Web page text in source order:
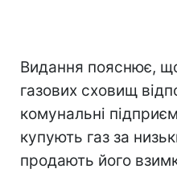
Видання пояснює,
газових сховищ
комунальні
купують газ за
продають його